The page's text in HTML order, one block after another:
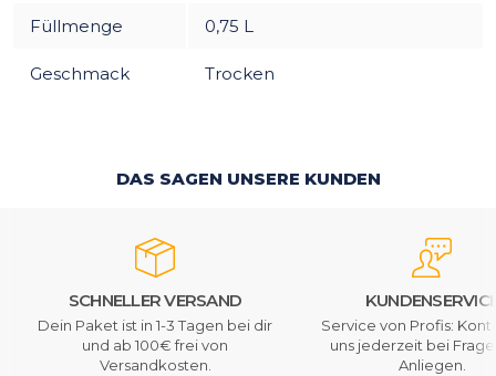
Füllmenge 0,75 L
Geschmack Trocken
DAS SAGEN UNSERE KUNDEN
SCHNELLER VERSAND
Dein Paket ist in 1-3 Tagen bei dir
und ab 100€ frei von
Versandkosten.
Service von Profis:
uns jederzeit bei
Anliegen.